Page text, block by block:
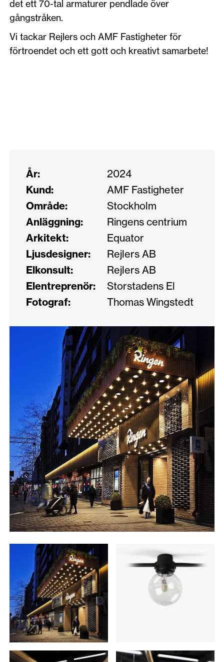
det ett 70-tal armaturer pendlade över
gångstråken.
Vi tackar Rejlers och AMF Fastigheter för
förtroendet och ett gott och kreativt samarbete!
År:
2024
Kund:
AMF Fastigheter
Område:
Stockholm
Anläggning:
Ringens centrium
Arkitekt:
Equator
Ljusdesigner:
Rejlers AB
Elkonsult:
Rejlers AB
Elentreprenör:
Storstadens El
Fotograf:
Thomas Wingstedt